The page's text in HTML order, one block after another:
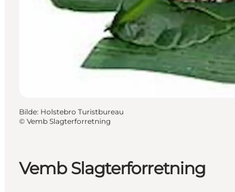
Vemb Slagterforretning
Bilde: Holstebro Turistbureau
© Vemb Slagterforretning